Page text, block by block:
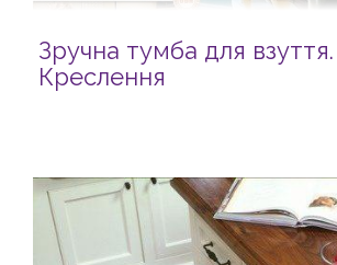
Зручна тумба для взуття.
Креслення